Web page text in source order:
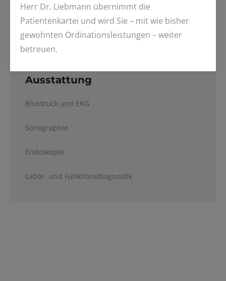
Herr Dr. Liebmann übernimmt die
Patientenkartei und wird Sie – mit wie bisher
gewohnten Ordinationsleistungen – weiter
betreuen.
Rektoskopie (Mastdarmspiegelung)
Ausstattung
Blutdruck und EKG
Sonographie
Endoskopie
Labor- und Funktionsdiagnostik